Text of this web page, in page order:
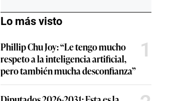
Lo más visto
Phillip Chu Joy: “Le tengo mucho
respeto a la inteligencia artificial,
pero también mucha desconfianza”
1